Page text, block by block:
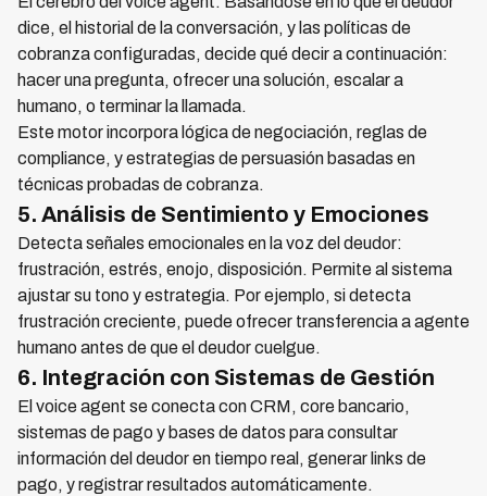
dice, el historial de la conversación, y las políticas de
cobranza configuradas, decide qué decir a continuación:
hacer una pregunta, ofrecer una solución, escalar a
humano, o terminar la llamada.
Este motor incorpora lógica de negociación, reglas de
compliance, y estrategias de persuasión basadas en
técnicas probadas de cobranza.
5. Análisis de Sentimiento y Emociones
Detecta señales emocionales en la voz del deudor:
frustración, estrés, enojo, disposición. Permite al sistema
ajustar su tono y estrategia. Por ejemplo, si detecta
frustración creciente, puede ofrecer transferencia a agente
humano antes de que el deudor cuelgue.
6. Integración con Sistemas de Gestión
El voice agent se conecta con CRM, core bancario,
sistemas de pago y bases de datos para consultar
información del deudor en tiempo real, generar links de
pago, y registrar resultados automáticamente.